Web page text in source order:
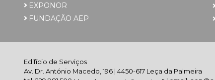
EXPONOR
FUNDAÇÃO AEP
Edifício de Serviços
Av. Dr. António Macedo, 196 | 4450-617 Leça da Palmeira